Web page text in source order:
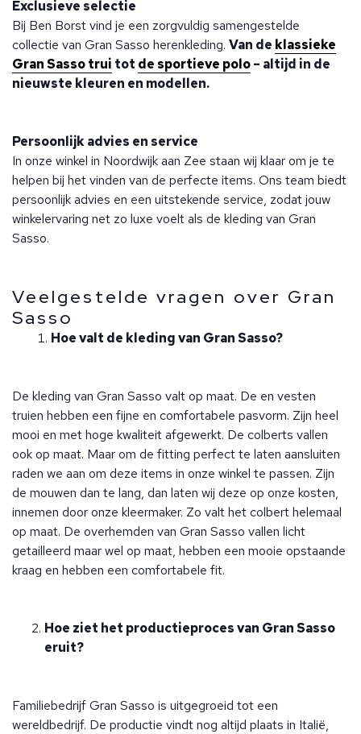
Exclusieve selectie
Bij Ben Borst vind je een zorgvuldig samengestelde
collectie van Gran Sasso herenkleding. Van de klassieke
Gran Sasso trui tot de sportieve polo– altijd in de
nieuwste kleuren en modellen.
Persoonlijk advies en service
In onze winkel in Noordwijk aan Zee staan wij klaar om je te
helpen bij het vinden van de perfecte items. Ons team biedt
persoonlijk advies en een uitstekende service, zodat jouw
winkelervaring net zo luxe voelt als de kleding van Gran
Sasso.
Veelgestelde vragen over Gran
Sasso
Hoe valt de kleding van Gran Sasso?
De kleding van Gran Sasso valt op maat. De en vesten
truien hebben een fijne en comfortabele pasvorm. Zijn heel
mooi en met hoge kwaliteit afgewerkt. De colberts vallen
ook op maat. Maar om de fitting perfect te laten aansluiten
raden we aan om deze items in onze winkel te passen. Zijn
de mouwen dan te lang, dan laten wij deze op onze kosten,
innemen door onze kleermaker. Zo valt het colbert helemaal
op maat. De overhemden van Gran Sasso vallen licht
getailleerd maar wel op maat, hebben een mooie opstaande
kraag en hebben een comfortabele fit.
Hoe ziet het productieproces van Gran Sasso
eruit?
Familiebedrijf Gran Sasso is uitgegroeid tot een
wereldbedrijf. De productie vindt nog altijd plaats in Italië,